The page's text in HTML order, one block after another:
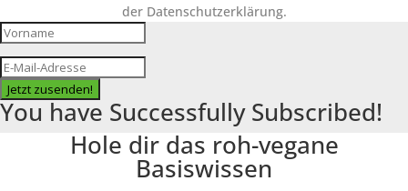
der Datenschutzerklärung.
Jetzt zusenden!
You have Successfully Subscribed!
Hole dir das roh-vegane
Basiswissen